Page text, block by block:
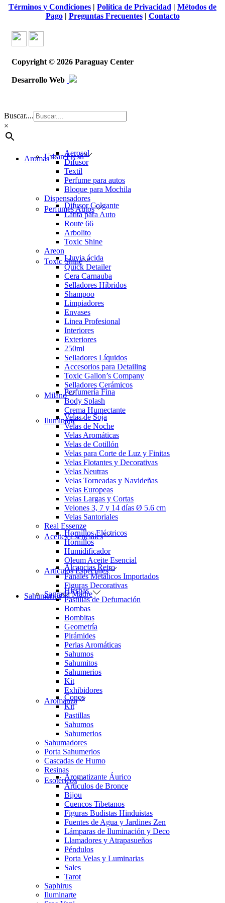
Términos y Condiciones | Política de Privacidad | Métodos de
Pago| Preguntas Frecuentes| Contacto
Copyright © 2026 Paraguay Center
Desarrollo Web
Buscar....
×
AromasUrban Fresh
Aerosol
Difusor
Textil
Perfume para autos
Bloque para Mochila
Dispensadores
Perfumes Autos
Difusor Colgante
Latita para Auto
Route 66
Arbolito
Toxic Shine
Areon
Toxic ShineLluvia ácida
Quick Detailer
Cera Carnauba
Selladores Híbridos
Shampoo
Limpiadores
Envases
Linea Profesional
Interiores
Exteriores
250ml
Selladores Líquidos
Accesorios para Detailing
Toxic Gallon’s Company
Selladores Cerámicos
MilanoPerfumería Fina
Body Splash
Crema Humectante
IluminarteVelas de Soja
Velas de Noche
Velas Aromáticas
Velas de Cotillón
Velas para Corte de Luz y Finitas
Velas Flotantes y Decorativas
Velas Neutras
Velas Torneadas y Navideñas
Velas Europeas
Velas Largas y Cortas
Velones 3, 7 y 14 días Ø 5.6 cm
Velas Santoriales
Real Essenze
Aceites Esenciales
Hornillos Eléctricos
Hornillos
Humidificador
Oleum Aceite Esencial
Artículos Especiales
Alcancias Retro
Fanales Metálicos Importados
Figuras Decorativas
SahumeriosSagrada Madre
Hierbas
Pastillas de Defumación
Bombas
Bombitas
Geometría
Pirámides
Perlas Aromáticas
Sahumos
Sahumitos
Sahumerios
Kit
Exhibidores
Aromanza
Conos
Kit
Pastillas
Sahumos
Sahumerios
Sahumadores
Porta Sahumerios
Cascadas de Humo
Resinas
EsotéricosAromatizante Áurico
Artículos de Bronce
Bijou
Cuencos Tibetanos
Figuras Budistas Hinduistas
Fuentes de Agua y Jardines Zen
Lámparas de Iluminación y Deco
Llamadores y Atrapasueños
Péndulos
Porta Velas y Luminarias
Sales
Tarot
Saphirus
Iluminarte